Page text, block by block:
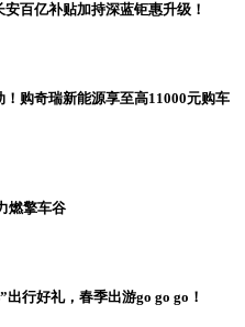
百亿补贴加持深蓝钜惠升级！
购奇瑞新能源享至高11000元购车
燃擎车谷
行好礼，春季出游go go go！